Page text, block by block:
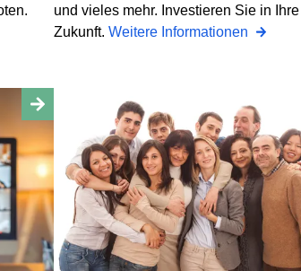
und vieles mehr. Investieren Sie in Ihre
Zukunft. Weitere Informationen